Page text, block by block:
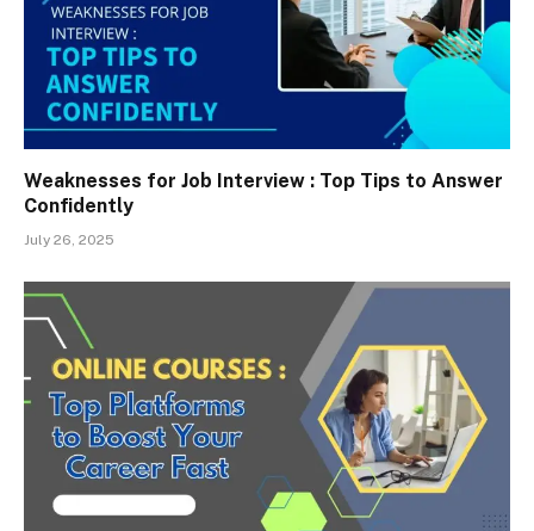
Weaknesses for Job Interview : Top Tips to Answer
Confidently
July 26, 2025